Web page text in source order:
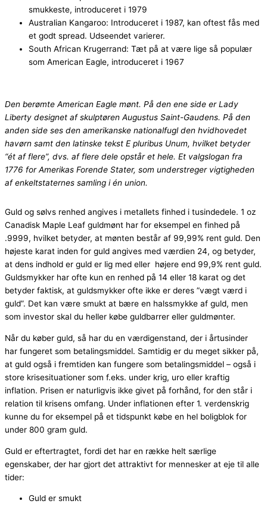
smukkeste, introduceret i 1979
Australian Kangaroo: Introduceret i 1987, kan oftest fås med
et godt spread. Udseendet varierer.
South African Krugerrand: Tæt på at være lige så populær
som American Eagle, introduceret i 1967
Den berømte American Eagle mønt. På den ene side er Lady
Liberty designet af skulptøren Augustus Saint-Gaudens. På den
anden side ses den amerikanske nationalfugl den hvidhovedet
havørn samt den latinske tekst E pluribus Unum, hvilket betyder
“ét af flere”, dvs. af flere dele opstår et hele. Et valgslogan fra
1776 for Amerikas Forende Stater, som understreger vigtigheden
af enkeltstaternes samling i én union.
Guld og sølvs renhed angives i metallets finhed i tusindedele. 1 oz
Canadisk Maple Leaf guldmønt har for eksempel en finhed på
.9999, hvilket betyder, at mønten består af 99,99% rent guld. Den
højeste karat inden for guld angives med værdien 24, og betyder,
at dens indhold er guld er lig med eller højere end 99,9% rent guld.
Guldsmykker har ofte kun en renhed på 14 eller 18 karat og det
betyder faktisk, at guldsmykker ofte ikke er deres ”vægt værd i
guld”. Det kan være smukt at bære en halssmykke af guld, men
som investor skal du heller købe guldbarrer eller guldmønter.
Når du køber guld, så har du en værdigenstand, der i årtusinder
har fungeret som betalingsmiddel. Samtidig er du meget sikker på,
at guld også i fremtiden kan fungere som betalingsmiddel – også i
store krisesituationer som f.eks. under krig, uro eller kraftig
inflation. Prisen er naturligvis ikke givet på forhånd, for den står i
relation til krisens omfang. Under inflationen efter 1. verdenskrig
kunne du for eksempel på et tidspunkt købe en hel boligblok for
under 800 gram guld.
Guld er eftertragtet, fordi det har en række helt særlige
egenskaber, der har gjort det attraktivt for mennesker at eje til alle
tider:
Guld er smukt